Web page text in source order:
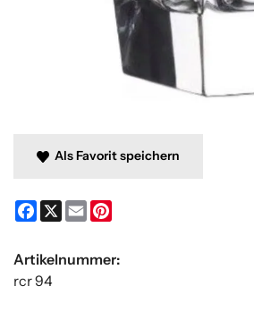
Als Favorit speichern
Facebook
X Email
Artikelnummer:
rcr 94